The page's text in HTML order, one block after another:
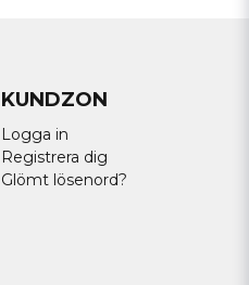
KUNDZON
Logga in
Registrera dig
Glömt lösenord?